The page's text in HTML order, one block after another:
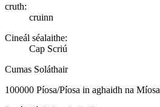
cruth:
cruinn
Cineál séalaithe:
Cap Scriú
Cumas Soláthair
100000 Píosa/Píosa in aghaidh na Míosa